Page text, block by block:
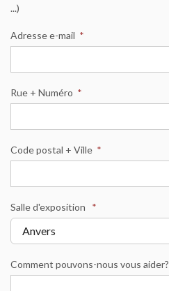
...)
Adresse e-mail *
Rue + Numéro *
Code postal + Ville *
Salle d'exposition *
Comment pouvons-nous vous aider?